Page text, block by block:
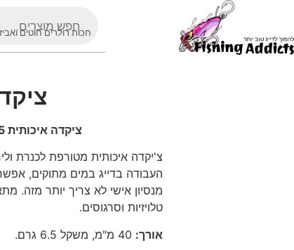
חכות רולרים חוטים
ציקדה
ציקדה איכותית 6.5 גרם, 40 מ"מ לכנרת ולירדן
העבודה בדייג במים מתוקים,
מנסיון אישי לא צריך יותר מזה.
טלויזיות וסרגוסים.
אורך: מ"מ, משקל 6.5 גרם
.